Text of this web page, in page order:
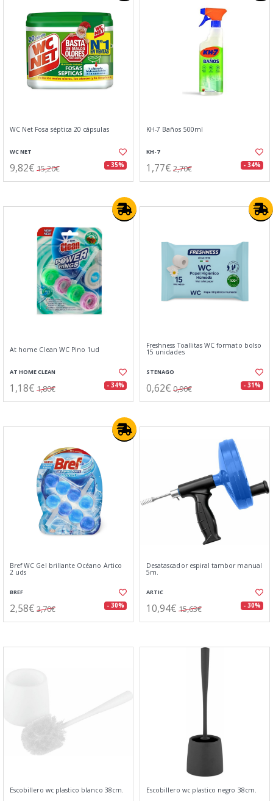
WC Net Fosa séptica 20 cápsulas
WC NET
9,82€ 15,20€ - 35%
KH-7 Baños 500ml
KH-7
1,77€ 2,70€ - 34%
At home Clean WC Pino 1ud
AT HOME CLEAN
1,18€ 1,80€ - 34%
Freshness Toallitas WC formato bolso
15 unidades
STENAGO
0,62€ 0,90€ - 31%
Bref WC Gel brillante Océano Ártico
2 uds
BREF
2,58€ 3,70€ - 30%
Desatascador espiral tambor manual
5m.
ARTIC
10,94€ 15,63€ - 30%
Escobillero wc plastico blanco 38cm. Escobillero wc plastico negro 38cm.